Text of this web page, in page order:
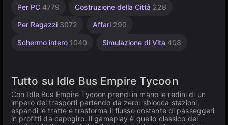
Per PC 4779 Costruzione della Città 228
Per Ragazzi 3072 Affari 299
Schermo intero 1040 Simulazione di Vita 408
Senza
2846
Carini
Apprendimento
Mente
Desktop
Per 1
4145
Incrementali
Gestione
Risorse
Alta
3569
Russi
Semplici
Browser
Unity
3172
Tutto su Idle Bus Empire Tycoon
Con Idle Bus Empire Tycoon prendi in mano le redini di un
impero dei trasporti partendo da zero: sblocca stazioni,
espandi le tratte e trasforma il flusso costante di passeggeri
in profitti da capogiro. Il gameplay è quello classico dei